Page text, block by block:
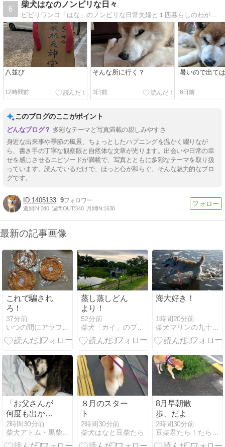
6
柴犬はなのノンビリな日々
ビビリワンコ「はな」のノンビリな日常夫婦と１匹暮らしのわがままワンコとの日常を記録
八並び
12時間前
そんな所に行く？
3日前
暑いので出て
6日前
このブログのここがポイント
多彩なテーマと写真満載の親しみやすさ
身近な出来事や季節の風景、ちょっとしたハプニングを温かく綴りなが
ら、書き手の丁寧な観察眼と自然体な文章が光ります。出会いや日常の幸
せを感じさせるエピソードが満載で、写真とともに多彩なテーマを取り扱
っています。読んでいるだけで、ほっと心が和らぐ、そんな魅力的なブロ
グです。
1405133 9
週間IN:340 週間OUT:340 月間IN:1630
最新の記事画像
これで騙され
ろ！
37分前
いつの間にアラフォー！？
蒸し蒸しどん
より！
52分前
柴犬「カイ」のブログへようこそ
海大好き！
1時間20分前
「お父さんが
何度も出かけ
るのよ」
2時間30分前
柴犬アトム・黒柴アラレの日々是好日
８月のスター
ト
2時間30分前
柴犬はなと豆柴たら
8月早朝散
歩、だよ
2時間30分前
豆柴君たら！たら！たら！